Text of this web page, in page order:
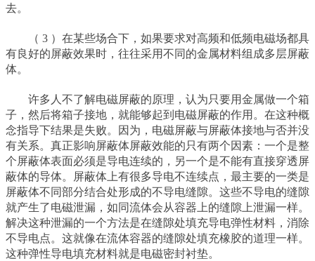
去。
（ 3 ）在某些场合下，如果要求对高频和低频电磁场都具
有良好的屏蔽效果时，往往采用不同的金属材料组成多层屏蔽
体。
许多人不了解电磁屏蔽的原理，认为只要用金属做一个箱
子，然后将箱子接地，就能够起到电磁屏蔽的作用。在这种概
念指导下结果是失败。因为，电磁屏蔽与屏蔽体接地与否并没
有关系。真正影响屏蔽体屏蔽效能的只有两个因素：一个是整
个屏蔽体表面必须是导电连续的，另一个是不能有直接穿透屏
蔽体的导体。屏蔽体上有很多导电不连续点，最主要的一类是
屏蔽体不同部分结合处形成的不导电缝隙。这些不导电的缝隙
就产生了电磁泄漏，如同流体会从容器上的缝隙上泄漏一样。
解决这种泄漏的一个方法是在缝隙处填充导电弹性材料，消除
不导电点。这就像在流体容器的缝隙处填充橡胶的道理一样。
这种弹性导电填充材料就是电磁密封衬垫。